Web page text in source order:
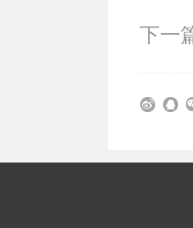
下一